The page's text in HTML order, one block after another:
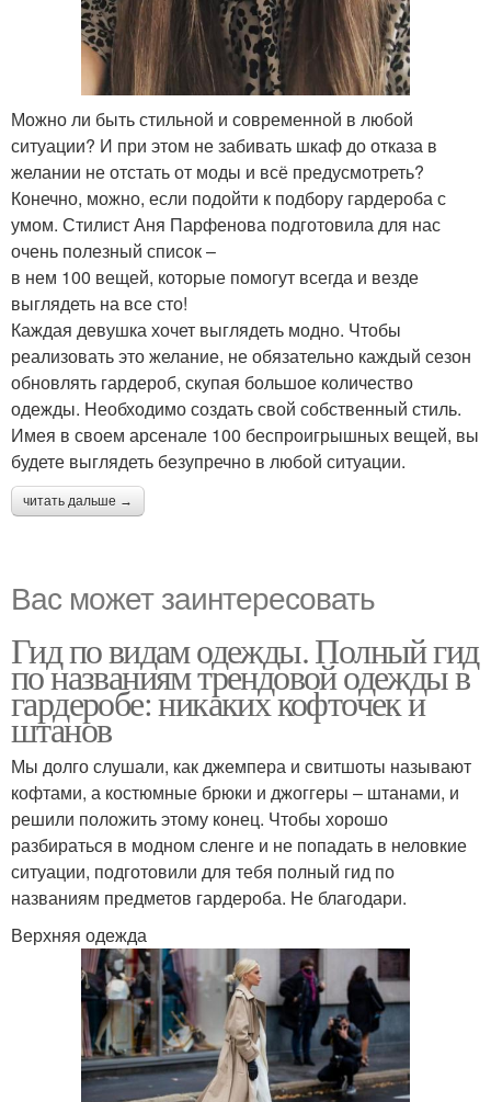
Можно ли быть стильной и современной в любой
ситуации? И при этом не забивать шкаф до отказа в
желании не отстать от моды и всё предусмотреть?
Конечно, можно, если подойти к подбору гардероба с
умом. Стилист Аня Парфенова подготовила для нас
очень полезный список –
в нем 100 вещей, которые помогут всегда и везде
выглядеть на все сто!
Каждая девушка хочет выглядеть модно. Чтобы
реализовать это желание, не обязательно каждый сезон
обновлять гардероб, скупая большое количество
одежды. Необходимо создать свой собственный стиль.
Имея в своем арсенале 100 беспроигрышных вещей, вы
будете выглядеть безупречно в любой ситуации.
читать дальше →
Вас может заинтересовать
Гид по видам одежды. Полный гид
по названиям трендовой одежды в
гардеробе: никаких кофточек и
штанов
Мы долго слушали, как джемпера и свитшоты называют
кофтами, а костюмные брюки и джоггеры – штанами, и
решили положить этому конец. Чтобы хорошо
разбираться в модном сленге и не попадать в неловкие
ситуации, подготовили для тебя полный гид по
названиям предметов гардероба. Не благодари.
Верхняя одежда